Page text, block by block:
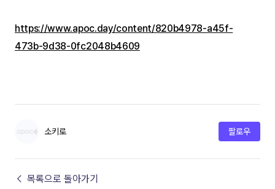
https://www.apoc.day/content/820b4978-a45f-
473b-9d38-0fc2048b4609
소키로 팔로우
← 목록으로 돌아가기